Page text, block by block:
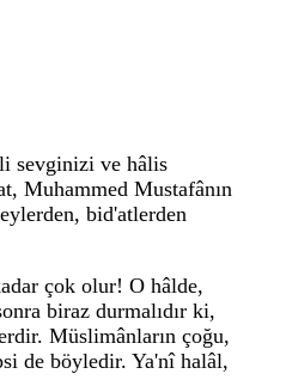
sevginizi ve hâlis
Muhammed Mustafânın
bid'atlerden
çok olur! O hâlde,
biraz durmalıdır ki,
Müslimânların çoğu,
de böyledir. Ya'nî halâl,